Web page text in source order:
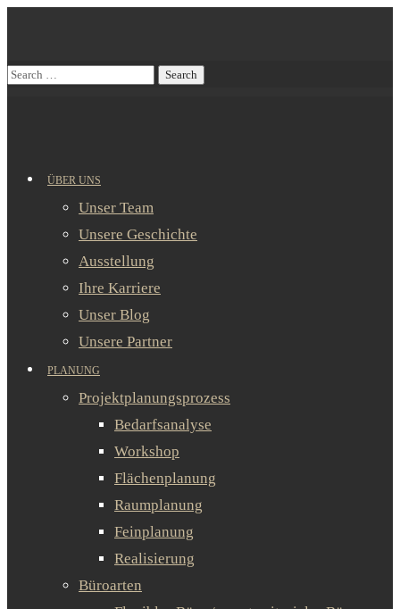
ÜBER UNS
Unser Team
Unsere Geschichte
Ausstellung
Ihre Karriere
Unser Blog
Unsere Partner
PLANUNG
Projektplanungsprozess
Bedarfsanalyse
Workshop
Flächenplanung
Raumplanung
Feinplanung
Realisierung
Büroarten